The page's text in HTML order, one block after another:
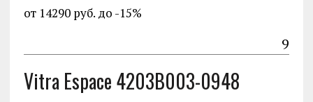
от 14290 руб. до -15%
9
Vitra Espace 4203B003-0948